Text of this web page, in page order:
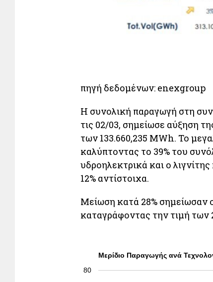
πηγή δεδομένων: enexgroup
Η συνολική παραγωγή στη
τις 02/03, σημείωσε αύξηση
των 133.660,235 MWh. Το
καλύπτοντας το 39% του
υδροηλεκτρικά και ο
12% αντίστοιχα.
Μείωση κατά 28% σημείωσαν
καταγράφοντας την τιμή των
Μερίδιο Παραγωγής ανά
80